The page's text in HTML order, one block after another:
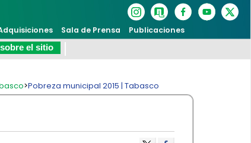
Sala de Prensa Publicaciones
el sitio
>Pobreza municipal 2015 | Tabasco